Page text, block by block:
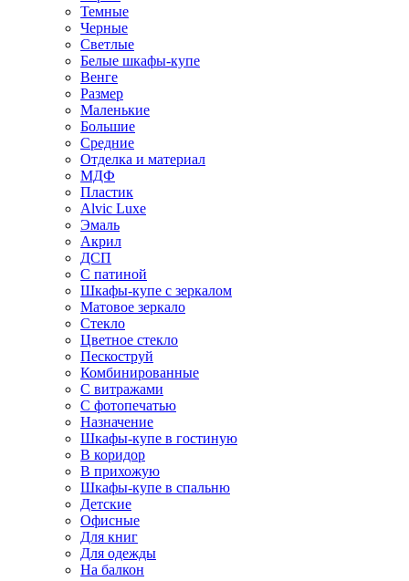
Темные
Черные
Светлые
Белые шкафы-купе
Венге
Размер
Маленькие
Большие
Средние
Отделка и материал
МДФ
Пластик
Alvic Luxe
Эмаль
Акрил
ДСП
С патиной
Шкафы-купе с зеркалом
Матовое зеркало
Стекло
Цветное стекло
Пескоструй
Комбинированные
С витражами
С фотопечатью
Назначение
Шкафы-купе в гостиную
В коридор
В прихожую
Шкафы-купе в спальню
Детские
Офисные
Для книг
Для одежды
На балкон